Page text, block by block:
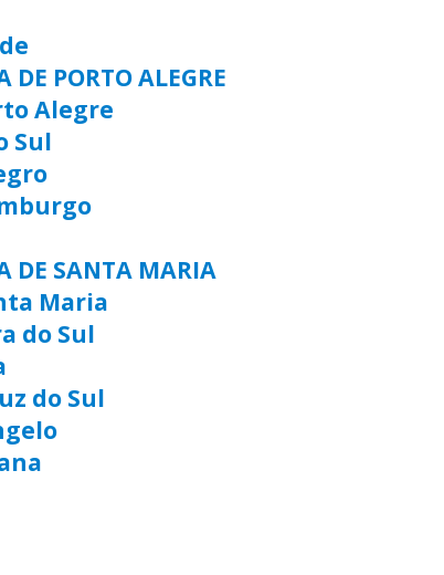
DE PORTO ALEGRE
Alegre
Sul
DE SANTA MARIA
Maria
do Sul
do Sul